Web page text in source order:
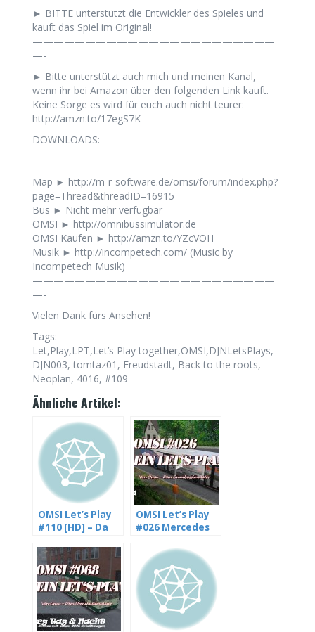
► BITTE unterstützt die Entwickler des Spieles und
kauft das Spiel im Original!
———————————————————————
—-
► Bitte unterstützt auch mich und meinen Kanal,
wenn ihr bei Amazon über den folgenden Link kauft.
Keine Sorge es wird für euch auch nicht teurer:
http://amzn.to/17egS7K
DOWNLOADS:
———————————————————————
—-
Map ► http://m-r-software.de/omsi/forum/index.php?
page=Thread&threadID=16915
Bus ► Nicht mehr verfügbar
OMSI ► http://omnibussimulator.de
OMSI Kaufen ► http://amzn.to/YZcVOH
Musik ► http://incompetech.com/ (Music by
Incompetech Musik)
———————————————————————
—-
Vielen Dank fürs Ansehen!
Tags:
Let,Play,LPT,Let’s Play together,OMSI,DJNLetsPlays,
DJN003, tomtaz01, Freudstadt, Back to the roots,
Neoplan, 4016, #109
Ähnliche Artikel:
OMSI Let’s Play
#110 [HD] – Da
2. Tür,
Freudstadt L 15
(1/2)
OMSI Let’s Play
#026 Mercedes
Landkreis
Glesien, Linie 764
[HD]